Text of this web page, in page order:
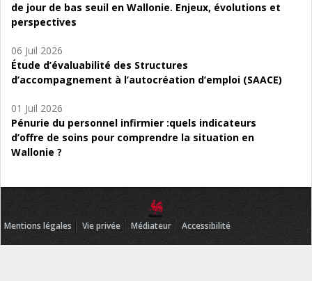
de jour de bas seuil en Wallonie. Enjeux, évolutions et
perspectives
06 Juil 2026
Étude d’évaluabilité des Structures
d’accompagnement à l’autocréation d’emploi (SAACE)
01 Juil 2026
Pénurie du personnel infirmier :quels indicateurs
d’offre de soins pour comprendre la situation en
Wallonie ?
Mentions légales Vie privée Médiateur Accessibilité